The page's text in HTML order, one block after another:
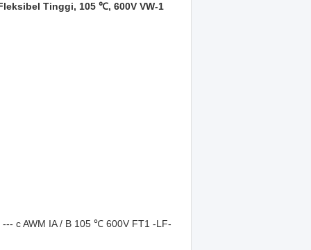
Tinggi, 105 ℃, 600V VW-1
c AWM IA / B 105 ℃ 600V FT1 -LF-